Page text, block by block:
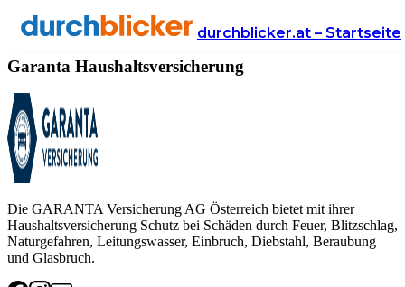
durchblicker.at – Startseite
Anbieter Versicherung haushaltsversicherung Garanta
Garanta Haushaltsversicherung
Die GARANTA Versicherung AG Österreich bietet mit ihrer
Haushaltsversicherung Schutz bei Schäden durch Feuer, Blitzschlag,
Naturgefahren, Leitungswasser, Einbruch, Diebstahl, Beraubung
und Glasbruch.